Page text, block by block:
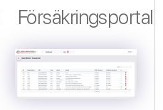
Försäkringsportal